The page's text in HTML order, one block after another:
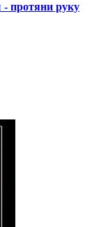
протяни руку